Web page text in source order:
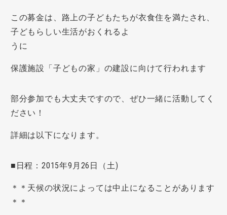
この募金は、路上の子どもたちが衣食住を満たされ、
子どもらしい生活がおくれるよ
うに
保護施設「子どもの家」の建設に向けて行われます
部分参加でも大丈夫ですので、ぜひ一緒に活動してく
ださい！
詳細は以下になります。
■日程：2015年9月26日（土)
＊＊天候の状況によっては中止になることがあります
＊＊